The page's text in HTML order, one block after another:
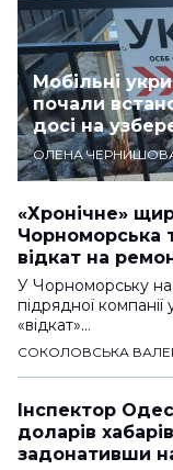
Мобільні
почали
досі на
ОЛЕНА
«Хронічне»
Чорноморська
відкат на
У Чорноморську
підрядної
«відкат»…
СОКОЛОВСЬКА
Інспектор
доларів
задонативши